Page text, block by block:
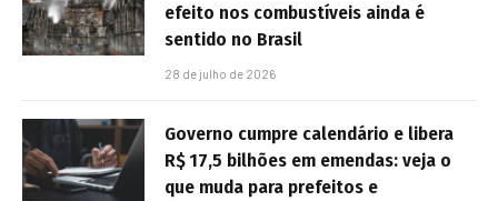
efeito nos combustíveis ainda é
sentido no Brasil
28 de julho de 2026
Governo cumpre calendário e libera
R$ 17,5 bilhões em emendas: veja o
que muda para prefeitos e